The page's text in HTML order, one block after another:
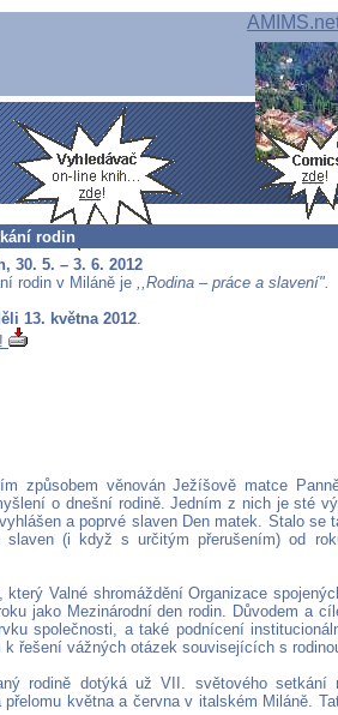
rodin
30. 5. – 3. 6. 2012
rodin v Miláně je ,,Rodina – práce a slavení".
13. května 2012.
způsobem věnován Ježíšově matce
o dnešní rodině. Jedním z nich je sté
a poprvé slaven Den matek. Stalo se
(i když s určitým přerušením) od
Valné shromáždění Organizace
jako Mezinárodní den rodin. Důvodem a
společnosti, a také podnícení
řešení vážných otázek souvisejících s
rodině dotýká už VII. světového setkání
přelomu května a června v italském Miláně.